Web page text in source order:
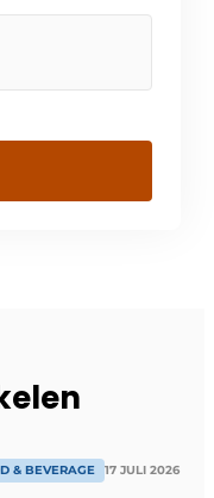
& BEVERAGE 17 JULI 2026